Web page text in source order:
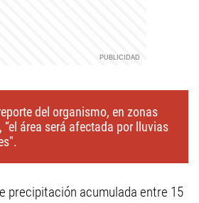
del organismo, en zonas
área será afectada por lluvias
precipitación acumulada entre 15